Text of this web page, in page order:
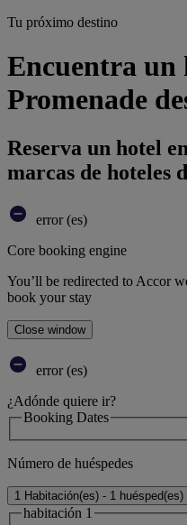
Tu próximo destino
Encuentra un
Promenade
Reserva un hotel
marcas de hoteles
error (es)
Core booking engine
You’ll be redirected to Accor
book your stay
Close window
error (es)
¿Adónde quiere ir?
Booking Dates
Número de huéspedes
1 Habitación(es) - 1 huésped(es)
habitación 1